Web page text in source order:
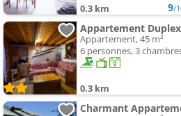
0.3 km 9/
Appartement, 45 m²
6 personnes, 3
0.3 km